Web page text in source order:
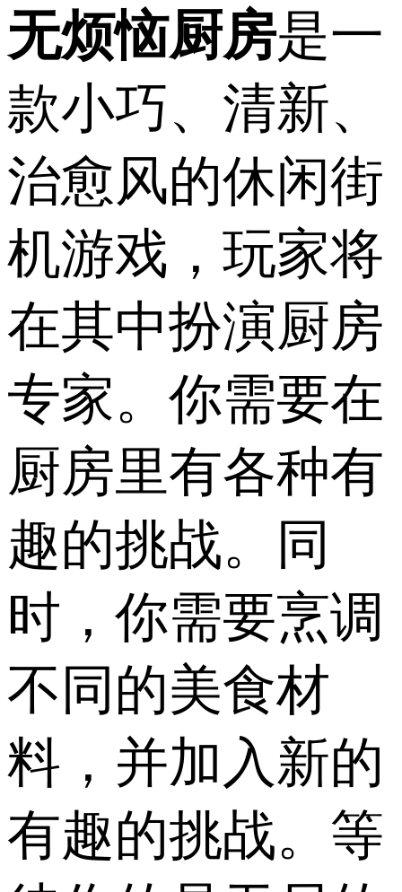
无烦恼厨房是一
款小巧、清新、
治愈风的休闲街
机游戏，玩家将
在其中扮演厨房
专家。你需要在
厨房里有各种有
趣的挑战。同
时，你需要烹调
不同的美食材
料，并加入新的
有趣的挑战。等